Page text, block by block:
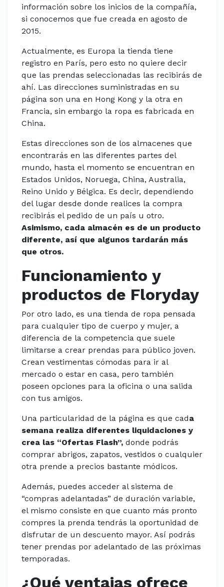
información sobre los inicios de la compañía,
si conocemos que fue creada en agosto de
2015.
Actualmente, es Europa la tienda tiene
registro en París, pero esto no quiere decir
que las prendas seleccionadas las recibirás de
ahí. Las direcciones suministradas en su
página son una en Hong Kong y la otra en
Francia, sin embargo la ropa es fabricada en
China.
Estas direcciones son de los almacenes que
encontrarás en las diferentes partes del
mundo, hasta el momento se encuentran en
Estados Unidos, Noruega, China, Australia,
Reino Unido y Bélgica. Es decir, dependiendo
del lugar desde donde realices la compra
recibirás el pedido de un país u otro.
Asimismo, cada almacén es de un producto
diferente, así que algunos tardarán más
que otros.
Funcionamiento y
productos de Floryday
Por otro lado, es una tienda de ropa pensada
para cualquier tipo de cuerpo y mujer, a
diferencia de la competencia que suele
limitarse a crear prendas para público joven.
Crean vestimentas cómodas para ir al
mercado o estar en casa, pero también
poseen opciones para la oficina o una salida
con tus amigos.
Una particularidad de la página es que cada
semana realiza diferentes liquidaciones y
crea las “Ofertas Flash”, donde podrás
comprar abrigos, zapatos, vestidos o cualquier
otra prende a precios bastante módicos.
Además, puedes acceder al sistema de
“compras adelantadas” de duración variable,
el mismo consiste en que cuanto más pronto
compres la prenda tendrás la oportunidad de
disfrutar de un descuento mayor. Así podrás
tener prendas por adelantado de las próximas
temporadas.
¿Qué ventajas ofrece